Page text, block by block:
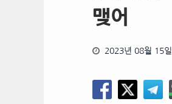
맺어
2023년 08월 15일